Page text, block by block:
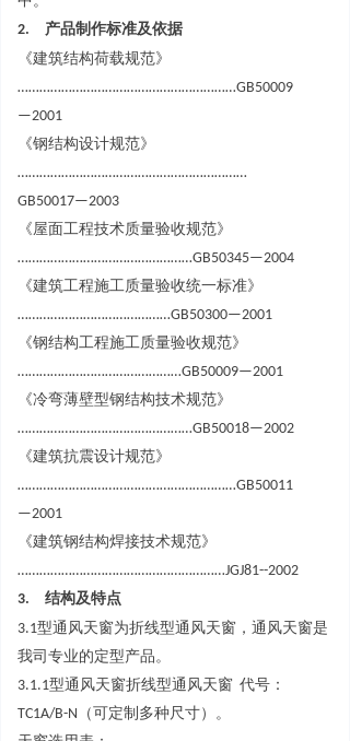
2.
产品制作标准及依据
《建筑结构荷载规范》
……………………………………………………GB50009
—2001
《钢结构设计规范》
………………………………………………………
GB50017—2003
《屋面工程技术质量验收规范》
…………………………………………GB50345—2004
《建筑工程施工质量验收统一标准》
……………………………………GB50300—2001
《钢结构工程施工质量验收规范》
………………………………………GB50009—2001
《冷弯薄壁型钢结构技术规范》
…………………………………………GB50018—2002
《建筑抗震设计规范》
……………………………………………………GB50011
—2001
《建筑钢结构焊接技术规范》
…………………………………………………JGJ81--2002
3.
结构及特点
3.1型通风天窗为折线型通风天窗，通风天窗是
我司专业的定型产品。
3.1.1型通风天窗折线型通风天窗 代号 ：
TC1A/B-N （可定制多种尺寸）。